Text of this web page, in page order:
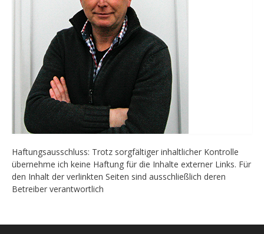
Haftungsausschluss: Trotz sorgfältiger inhaltlicher Kontrolle
übernehme ich keine Haftung für die Inhalte externer Links. Für
den Inhalt der verlinkten Seiten sind ausschließlich deren
Betreiber verantwortlich